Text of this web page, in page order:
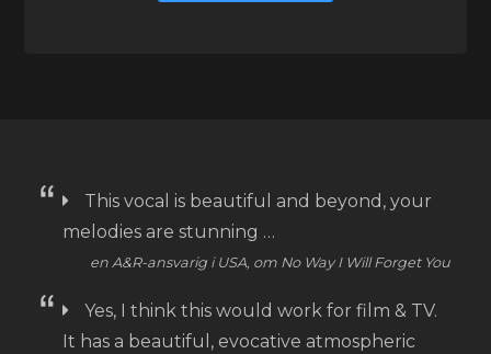
This vocal is beautiful and beyond, your
melodies are stunning …
en A&R-ansvarig i USA, om No Way I Will Forget You
Yes, I think this would work for film & TV.
It has a beautiful, evocative atmospheric